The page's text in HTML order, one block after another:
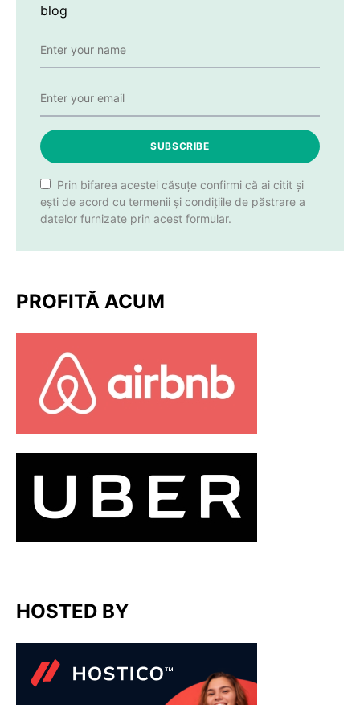
blog
SUBSCRIBE
Prin bifarea acestei căsuțe confirmi că ai citit și
ești de acord cu termenii și condițiile de păstrare a
datelor furnizate prin acest formular.
PROFITĂ ACUM
HOSTED BY